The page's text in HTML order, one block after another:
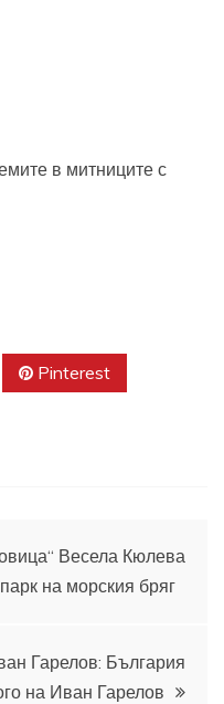
в митниците с
Pinterest
Весела Кюлева
на морския бряг
Гарелов: България
на Иван Гарелов